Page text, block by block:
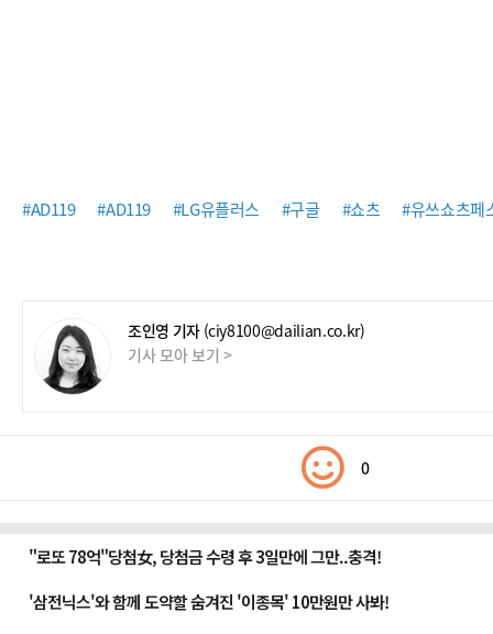
#AD119 #AD119 #LG유플러스 #구글 #쇼츠 #유쓰쇼츠페
조인영 기자 (ciy8100@dailian.co.kr)
기사 모아 보기 >
0